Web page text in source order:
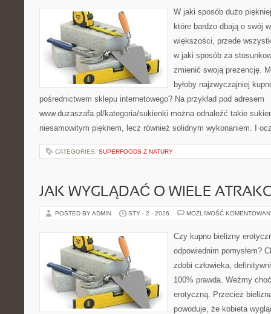
W jaki sposób dużo
które bardzo dbają o swój
większości, przede
w jaki sposób za
zmienić swoją prezencję.
byłoby najzwyczajniej
pośrednictwem sklepu internetowego? Na przykład pod adresem
www.duzaszafa.pl/kategoria/sukienki można odnaleźć takie
niesamowitym pięknem, lecz również solidnym wykonaniem. I
CATEGORIES: SUPERFOODS Z NATURY
JAK WYGLĄDAĆ O WIELE
POSTED BY ADMIN STY - 2 - 2026 MOŻLIWOŚĆ
Czy kupno bielizny
odpowiednim pomysłem?
zdobi człowieka,
100% prawda. Weźmy
erotyczną. Przecież
powoduje, że kobieta